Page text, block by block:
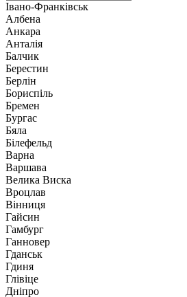
Івано-Франківськ
Албена
Анкара
Анталія
Балчик
Берестин
Берлін
Бориспіль
Бремен
Бургас
Бяла
Білефельд
Варна
Варшава
Велика Виска
Вроцлав
Вінниця
Гайсин
Гамбург
Ганновер
Гданськ
Гдиня
Глівіце
Дніпро